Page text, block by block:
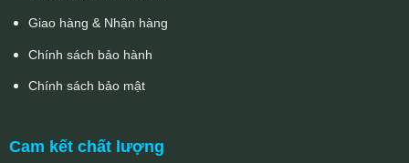
Giao hàng & Nhận hàng
Chính sách bảo hành
Chính sách bảo mật
Cam kết chất lượng